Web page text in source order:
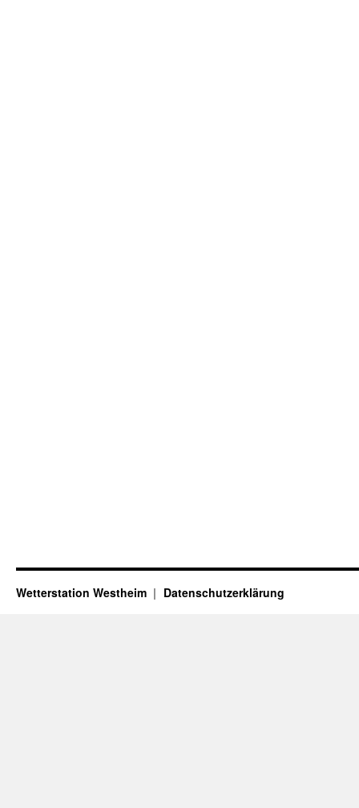
Wetterstation Westheim Datenschutzerklärung